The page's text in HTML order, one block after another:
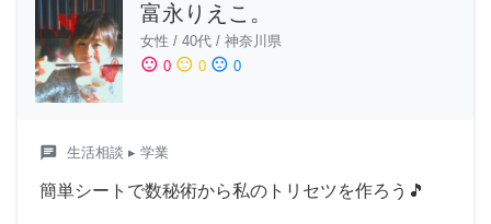
富永りえこ。
女性 / 40代 / 神奈川県
sentiment_satisfied 0 sentiment_neutral 0 sentiment_dissatisfied 0
chat 生活相談 ▸ 学業
簡単シートで数秘術から私のトリセツを作ろう🎵